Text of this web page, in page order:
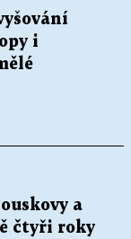
i
a
čtyři roky